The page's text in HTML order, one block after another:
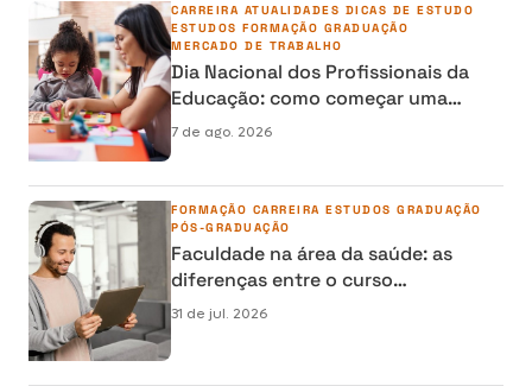
CARREIRA ATUALIDADES DICAS DE ESTUDO
ESTUDOS FORMAÇÃO GRADUAÇÃO
MERCADO DE TRABALHO
Dia Nacional dos Profissionais da
Educação: como começar uma
carreira na área da Educação
7 de ago. 2026
FORMAÇÃO CARREIRA ESTUDOS GRADUAÇÃO
PÓS-GRADUAÇÃO
Faculdade na área da saúde: as
diferenças entre o curso
semipresencial, presencial e EAD
31 de jul. 2026